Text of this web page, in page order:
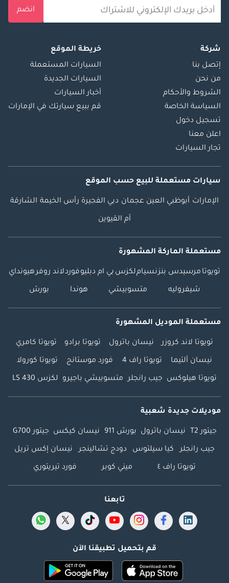
انضم
شركة
إتصل بنا
من نحن
الشروط والأحكام
السياسة الخاصة
تسجيل دخول
اعلن معنا
تجار السيارات
خريطة الموقع
السيارات المستعملة
السيارات الجديدة
أخبار السيارات
قم ببيع سيارتك في الإمارات
سيارات مستعملة للبيع حسب الموقع
الإمارات أبوظبي العين عجمان دبي الفجيرة رأس الخيمة الشارقة
أم القيوين
مستعملة الماركة المشهورة
تويوتا مرسيدس بنزنسياملكزس بي ام دبليوفوردلاند روفرهيونداي
شيفروليه متسوبيشي هوندا بورش
مستعملة الموديل المشهورة
تويوتا لاند كروزر نيسان باترول تويوتا برادو تويوتا كامري
نيسان ألتيما تويوتا راف 4 فورد موستانج تويوتا كورولا
تويوتا هيلوكس جيب رانجلر متسوبيشي باجيرو لكزس LS 430
موديلات جديدة شعبية
جيتور T2 نيسان باترول بورش 911 نيسان كيكس جيتور G700
جيب رانجلر كيا سيلتوس دودج تشالينجر نيسان إكس تريل
تويوتا راف ٤ ميني كوبر فورد تيريتوري
تابعنا
قم بتحميل تطبيقنا الآن